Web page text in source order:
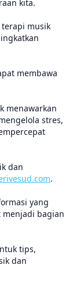
kita.
terapi musik
membawa
menawarkan
stres,
dan
.
yang
bagian
tips,
dan